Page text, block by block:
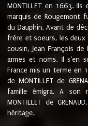
MONTILLET en 1663.
marquis de Rougemont
du Dauphin. Avant de
frère et soeurs, les deux
cousin, Jean François de
armes et noms. Il s'en
France mis un terme en
de MONTILLET de
famille émigra. A son
MONTILLET de
héritage.